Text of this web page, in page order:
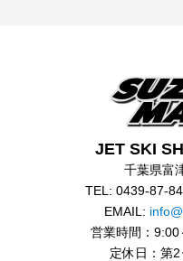
JET SKI
千葉県富
TEL: 0439-87-
EMAIL:
営業時間：
定休日：第